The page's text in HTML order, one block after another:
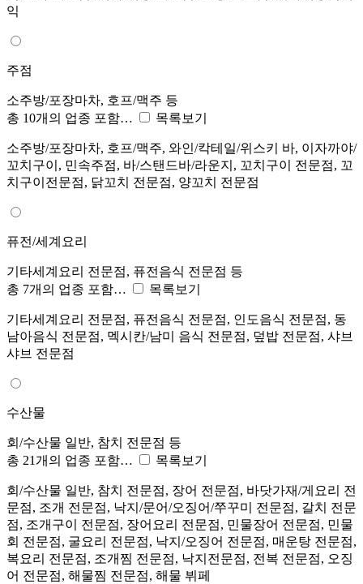
익
주점
소주방/포장마차, 호프/맥주 등
총 10개의 업종 포함…
목록보기
소주방/포장마차, 호프/맥주, 와인/칵테일/위스키 바, 이자까야/
꼬치구이, 민속주점, 바/스탠드바/라운지, 꼬치구이 전문점, 꼬
치구이전문점, 닭꼬치 전문점, 양꼬치 전문점
퓨전/세계요리
기타세계요리 전문점, 퓨전음식 전문점 등
총 7개의 업종 포함…
목록보기
기타세계요리 전문점, 퓨전음식 전문점, 인도음식 전문점, 동
남아음식 전문점, 멕시칸/남미 음식 전문점, 덮밥 전문점, 샤브
샤브 전문점
수산물
회/수산물 일반, 참치 전문점 등
총 21개의 업종 포함…
목록보기
회/수산물 일반, 참치 전문점, 장어 전문점, 바닷가재/게요리 전
문점, 조개 전문점, 낙지/문어/오징어/쭈꾸미 전문점, 갈치 전문
점, 조개구이 전문점, 장어요리 전문점, 민물장어 전문점, 민물
회 전문점, 굴요리 전문점, 낙지/오징어 전문점, 매운탕 전문점,
복요리 전문점, 조개찜 전문점, 낙지전문점, 전복 전문점, 오징
어 전문점, 해물찜 전문점, 해물 뷔페